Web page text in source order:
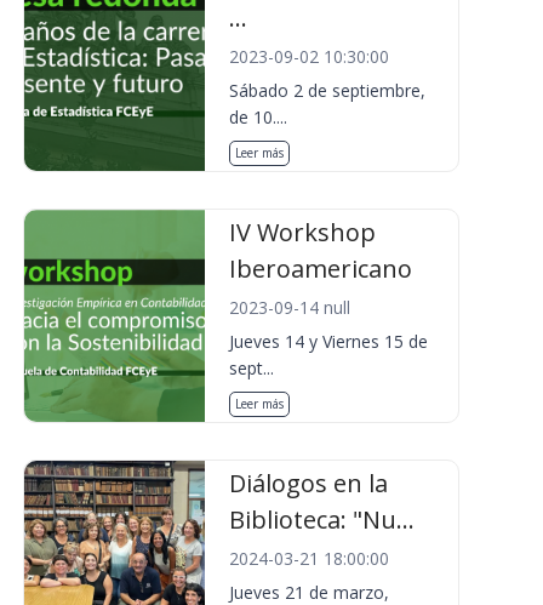
...
2023-09-02 10:30:00
Sábado 2 de septiembre,
de 10....
Leer más
IV Workshop
Iberoamericano
2023-09-14 null
Jueves 14 y Viernes 15 de
sept...
Leer más
Diálogos en la
Biblioteca: "Nu...
2024-03-21 18:00:00
Jueves 21 de marzo,